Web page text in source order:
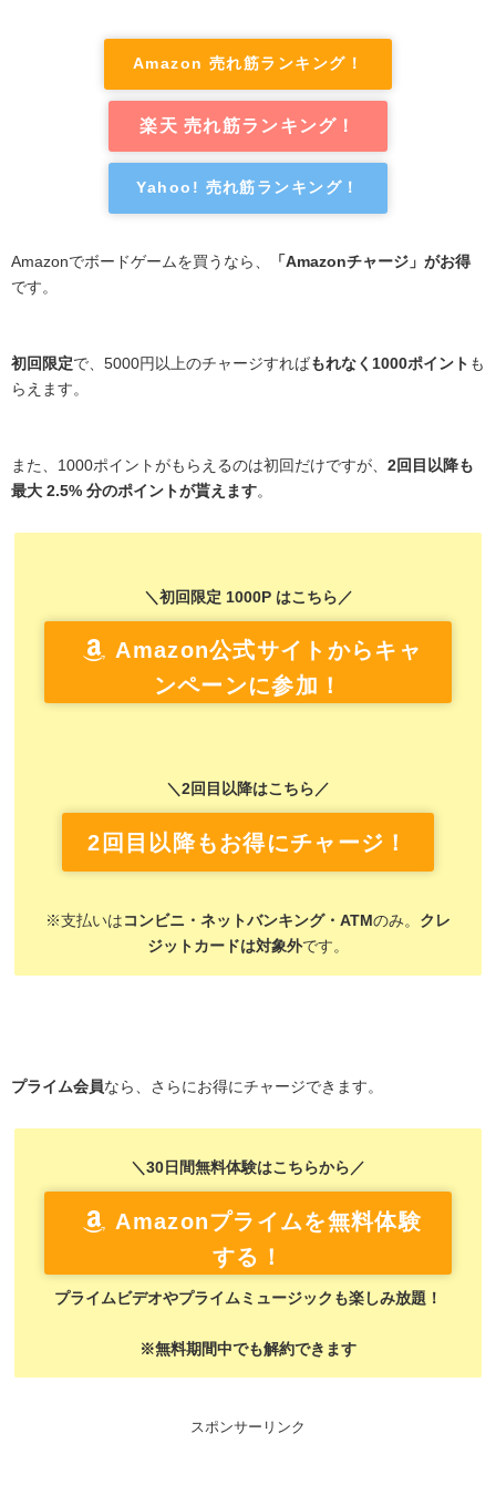
Amazon 売れ筋ランキング！
楽天 売れ筋ランキング！
Yahoo! 売れ筋ランキング！
Amazonでボードゲームを買うなら、
「Amazonチャージ」がお得
です。
初回限定で、5000円以上のチャージすればもれなく1000ポイント も
らえます。
また、1000ポイントがもらえるのは初回だけですが、 2回目以降も
最大 2.5% 分のポイントが貰えます
＼初回限定 1000P はこちら／
Amazon公式サイトからキャ
ンペーンに参加！
＼2回目以降はこちら／
2回目以降もお得にチャージ！
※支払いは コンビニ・ネットバンキング・ATM のみ。 クレ
ジットカードは対象外です。
プライム会員なら、さらにお得にチャージできます。
＼30日間無料体験はこちらから／
Amazonプライムを無料体験
する！
プライムビデオやプライムミュージックも楽しみ放題！
※無料期間中でも解約できます
スポンサーリンク